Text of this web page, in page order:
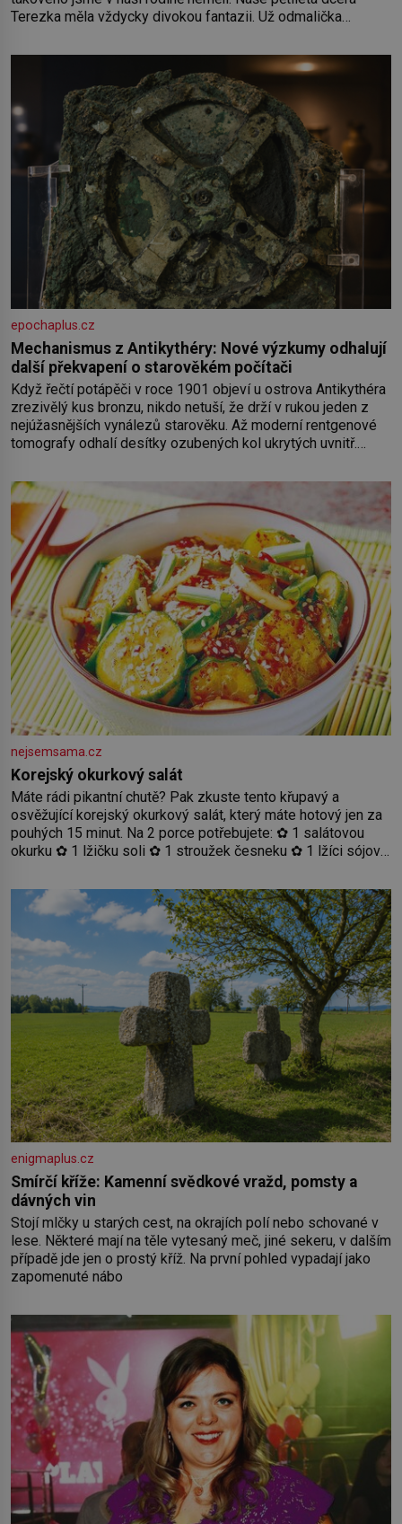
Terezka měla vždycky divokou fantazii. Už odmalička
zdálo o jednorožcích, krásných princeznách, statečných
rytířích a létajících dracích.
epochaplus.cz
Mechanismus z Antikythéry: Nové výzkumy odhalují
další překvapení o starověkém počítači
Když řečtí potápěči v roce 1901 objeví u ostrova Antikythéra
zrezivělý kus bronzu, nikdo netuší, že drží v rukou jeden z
nejúžasnějších vynálezů starověku. Až moderní rentgenové
tomografy odhalí desítky ozubených kol ukrytých uvnitř.
známý analogový počítač na světě. Přesto ani po více než
sto letech výzkumu
nejsemsama.cz
Korejský okurkový salát
Máte rádi pikantní chutě? Pak zkuste tento křupavý a
osvěžující korejský okurkový salát, který máte hotový jen za
pouhých 15 minut. Na 2 porce potřebujete: ✿ 1 salátovou
okurku ✿ 1 lžičku soli ✿ 1 stroužek česneku ✿ 1 lžíci sójové
oleje ✿ 1 lžičku chilli ✿ 1 lžičku cukru ✿ 1 jarní cibulku ✿ 1
lžíci sezamových semínek
enigmaplus.cz
Smírčí kříže: Kamenní svědkové vražd, pomsty a
dávných vin
Stojí mlčky u starých cest, na okrajích polí nebo schované v
lese. Některé mají na těle vytesaný meč, jiné sekeru, v dalším
případě jde jen o prostý kříž. Na první pohled vypadají jako
zapomenuté nábo